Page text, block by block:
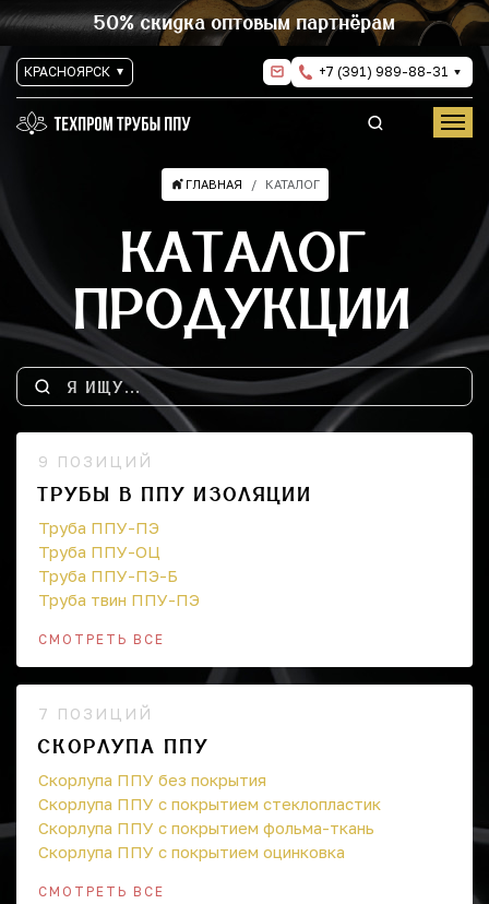
50% скидка оптовым партнёрам
КРАСНОЯРСК +7 (391) 989-88-31
ГЛАВНАЯ КАТАЛОГ
КАТАЛОГ
ПРОДУКЦИИ
9 ПОЗИЦИЙ
ТРУБЫ В ППУ ИЗОЛЯЦИИ
Труба ППУ-ПЭ
Труба ППУ-ОЦ
Труба ППУ-ПЭ-Б
Труба твин ППУ-ПЭ
СМОТРЕТЬ ВСЕ
7 ПОЗИЦИЙ
СКОРЛУПА ППУ
Скорлупа ППУ без покрытия
Скорлупа ППУ с покрытием стеклопластик
Скорлупа ППУ с покрытием фольма-ткань
Скорлупа ППУ с покрытием оцинковка
СМОТРЕТЬ ВСЕ